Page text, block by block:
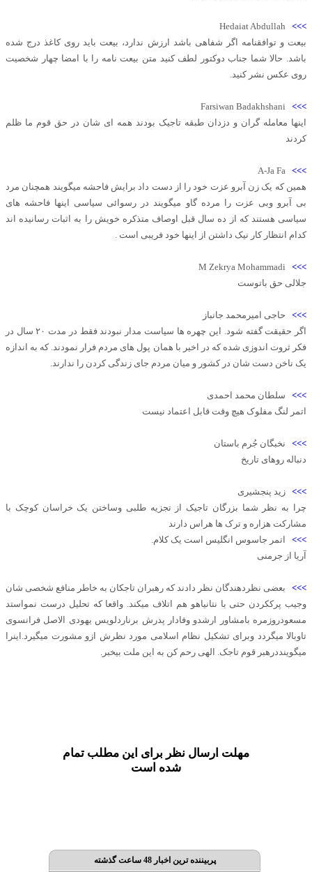
>>>
Hedaiat Abdullah
بیعت و توافقنامه اگر شفاهی باشد ارزش ندارد، بیعت باید روی کاغذ درج شده
باشد. حالا شما جناب دوکتور لطف کنید متن بیعت نامه را با امضا چهار شخصیت
روی عکس نشر کنید.
>>>
Farsiwan Badakhshani
اینها معامله گران و دزدان طبقه تاجیک بودند همه ای شان در حق قوم ما ظلم
کردند
>>>
A-Ja Fa
همین که یک زن آبرو عزت خود را از دست داد برایش فاحشه میگویند همچنان مرد
بی آبرو وبی عزت را مرده گاو میگویند در رسوائی سیاسی اینها فاحشه های
سیاسی هستند که از ده سال قبل اوصاف متذکره خویش را به اثبات رسانیده اند
کدام انتظار کار نیک داشتن از اینها خود فریبی است .
>>>
M Zekrya Mohammadi
جلالی حق باتوست
>>> حاجی امیرمحمد جانباز
اگر حقیقت گفته شود. این چهره ها سیاست مدار نبودند فقط در مدت ۲۰ سال در
فکر ثروت اندوزی شده که در اخير با همان پول های مردم فرار نمودند. که به اندازه
یک ناخن دست شان در کشور و میان مردم جای زندگی کردن را ندارند.
>>> سلطان محمد احمدی
اتمر لنگ مفلوک هیچ وقت قابل اعتماد نیست
>>> نخبگان جُرم باستان
دنباله روهای تاریخ
>>> زید پنجشیری
چرا به نظر شما بزرگان تاجیک از تجزیه طلبی وساختن یک خراسان کوچک با
مشارکت هزاره و ترک ها هراس دارند
>>> اتمر جاسوس انگلیس است یک کلام.
آریا از جرمنی
>>> بعضی نظردهندگان نظر دادند که رهبران تاجکان به خاطر منافع شخصی شان
وجیب پرککردن حتی با نتانیاهو هم اتلاف میکند. واقعا که تحلیل درست نمواستد
مسعودروزمره بامشاور ارشدو وفادار پدرش برناردلویس یهودی الاصل فرانسوی
تاوبالا میگردد وبرای تشکیل نظام اسلامی مورد نظرش ازو مشورت میگیرد.اینرا
میگوینددرهبر قوم تاجک. الهی رحم کن به این ملت بیخبر.
مهلت ارسال نظر برای این مطلب تمام
شده است
پربیننده ترین اخبار 48 ساعت گذشته